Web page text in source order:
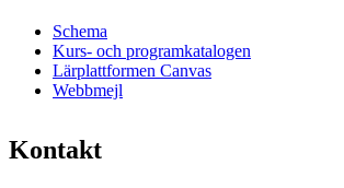
Schema
Kurs- och programkatalogen
Lärplattformen Canvas
Webbmejl
Kontakt